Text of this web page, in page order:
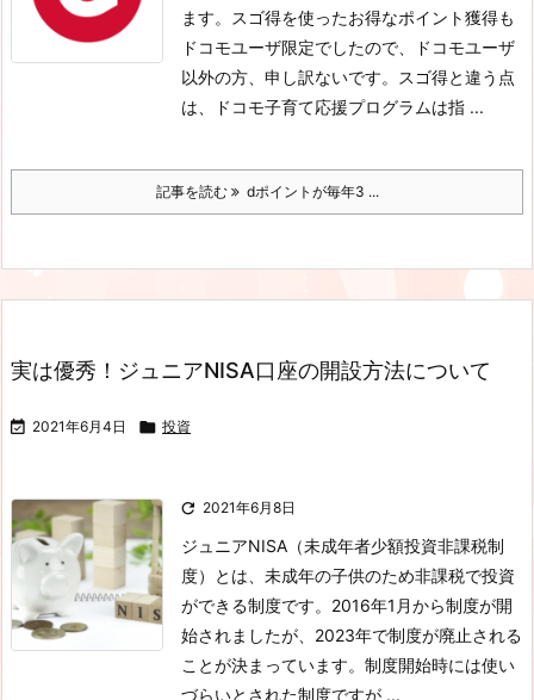
ます。スゴ得を使ったお得なポイント獲得も
ドコモユーザ限定でしたので、ドコモユーザ
以外の方、申し訳ないです。スゴ得と違う点
は、ドコモ子育て応援プログラムは指 ...
記事を読む dポイントが毎年3 ...
実は優秀！ジュニアNISA口座の開設方法について
 2021年6月4日  投資
 2021年6月8日
ジュニアNISA（未成年者少額投資非課税制
度）とは、未成年の子供のため非課税で投資
ができる制度です。2016年1月から制度が開
始されましたが、2023年で制度が廃止される
ことが決まっています。制度開始時には使い
づらいとされた制度ですが ...